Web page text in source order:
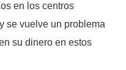
en los centros
se vuelve un problema
su dinero en estos